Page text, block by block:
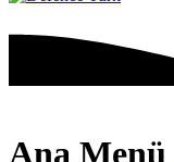
Ana Menü